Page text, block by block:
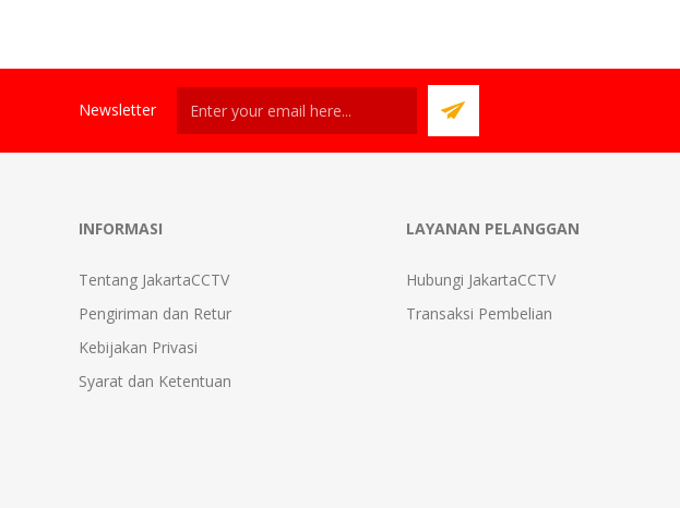
Newsletter
INFORMASI
Tentang JakartaCCTV
Pengiriman dan Retur
Kebijakan Privasi
Syarat dan Ketentuan
LAYANAN PELANGGAN
Hubungi JakartaCCTV
Transaksi Pembelian